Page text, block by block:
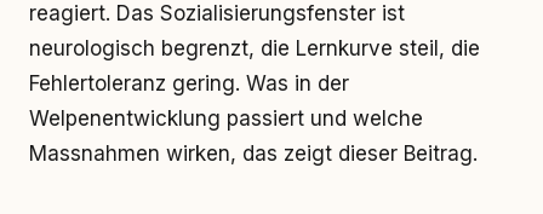
reagiert. Das Sozialisierungsfenster ist
neurologisch begrenzt, die Lernkurve steil, die
Fehlertoleranz gering. Was in der
Welpenentwicklung passiert und welche
Massnahmen wirken, das zeigt dieser Beitrag.